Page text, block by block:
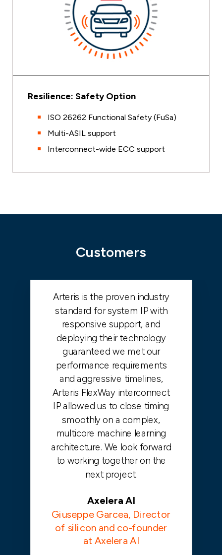
Resilience: Safety Option
ISO 26262 Functional Safety (FuSa)
Multi-ASIL support
Interconnect-wide ECC support
Customers
Arteris is the proven industry
standard for system IP with
responsive support, and
deploying their technology
guaranteed we met our
performance requirements
and aggressive timelines,
Arteris FlexWay interconnect
IP allowed us to close timing
smoothly on a complex,
multicore machine learning
architecture. We look forward
to working together on the
next project.
Axelera AI
Giuseppe Garcea, Director
of silicon and co-founder
at Axelera AI